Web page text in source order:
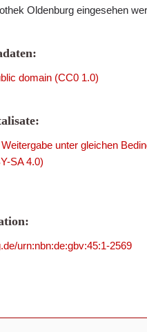
Oldenburg eingesehen
domain (CC0 1.0)
unter gleichen
SA 4.0)
urn:nbn:de:gbv:45:1-2569